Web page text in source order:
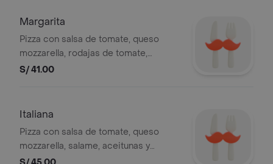
Margarita
Pizza con salsa de tomate, queso
mozzarella, rodajas de tomate,
aceitunas y pimiento, 8 slices.
S/ 41.00
Italiana
Pizza con salsa de tomate, queso
mozzarella, salame, aceitunas y
pimiento, 8 slices.